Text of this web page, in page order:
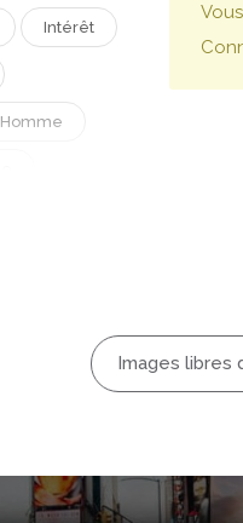
Intérêt
Homme
Images libres